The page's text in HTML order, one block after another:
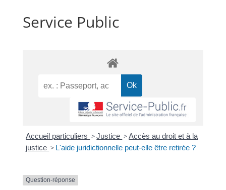
Service Public
Accueil particuliers >Justice >Accès au droit et à la
justice > L'aide juridictionnelle peut-elle être retirée ?
Question-réponse